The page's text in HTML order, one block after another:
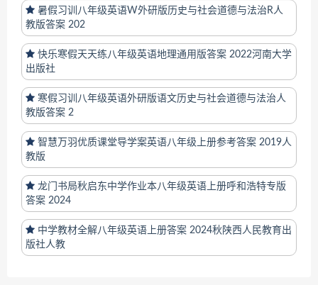
暑假习训八年级英语W外研版历史与社会道德与法治R人
教版答案 202
快乐寒假天天练八年级英语地理通用版答案 2022河南大学
出版社
寒假习训八年级英语外研版语文历史与社会道德与法治人
教版答案 2
智慧万羽优质课堂导学案英语八年级上册参考答案 2019人
教版
龙门书局秋启东中学作业本八年级英语上册呼和浩特专版
答案 2024
中学教材全解八年级英语上册答案 2024秋陕西人民教育出
版社人教